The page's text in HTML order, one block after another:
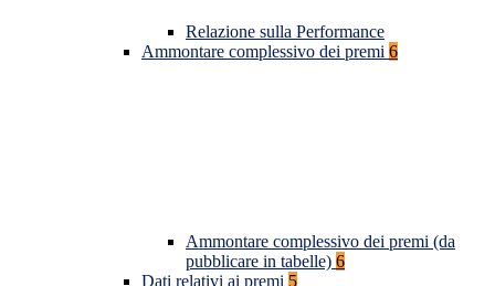
Relazione sulla Performance
Ammontare complessivo dei premi 6
Ammontare complessivo dei premi (da
pubblicare in tabelle) 6
Dati relativi ai premi 5